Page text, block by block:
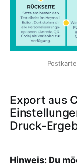
Export aus
Druck-
Hinweis: Du